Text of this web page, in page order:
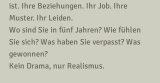
ist. Ihre Beziehungen. Ihr Job. Ihre
Muster. Ihr Leiden.
Wo sind Sie in fünf Jahren? Wie fühlen
Sie sich? Was haben Sie verpasst? Was
gewonnen?
Kein Drama, nur Realismus.